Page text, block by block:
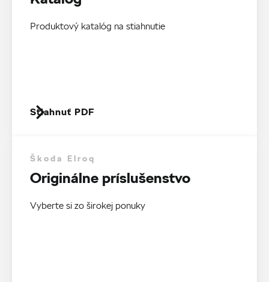
Produktový katalóg na stiahnutie
Stiahnuť PDF
Škoda Elroq
Originálne príslušenstvo
Vyberte si zo širokej ponuky